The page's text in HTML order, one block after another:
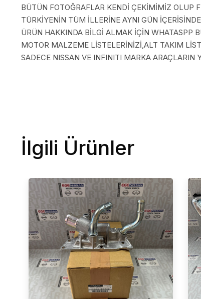
BÜTÜN FOTOĞRAFLAR KENDİ ÇEKİMİMİZ OLUP
TÜRKİYENİN TÜM İLLERİNE AYNI GÜN
ÜRÜN HAKKINDA BİLGİ ALMAK İÇİN WHATASPP
MOTOR MALZEME LİSTELERİNİZİ,ALT TAKIM
SADECE NISSAN VE INFINITI MARKA ARAÇLARIN
İlgili Ürünler